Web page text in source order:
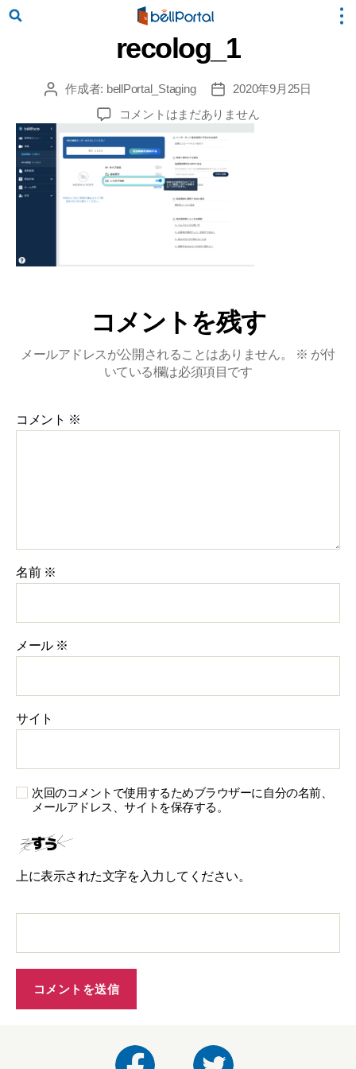
recolog_1
投
者
作成者: bellPortal_Staging
投
稿
日
2020年9月25日
recolog_1
へ
の
コメントはまだありません
コメントを残す
メールアドレスが公開されることはありません。 ※ が付
いている欄は必須項目です
コメント ※
名前 ※
メール ※
サイト
次回のコメントで使用するためブラウザーに自分の名前、
メールアドレス、サイトを保存する。
上に表示された文字を入力してください。